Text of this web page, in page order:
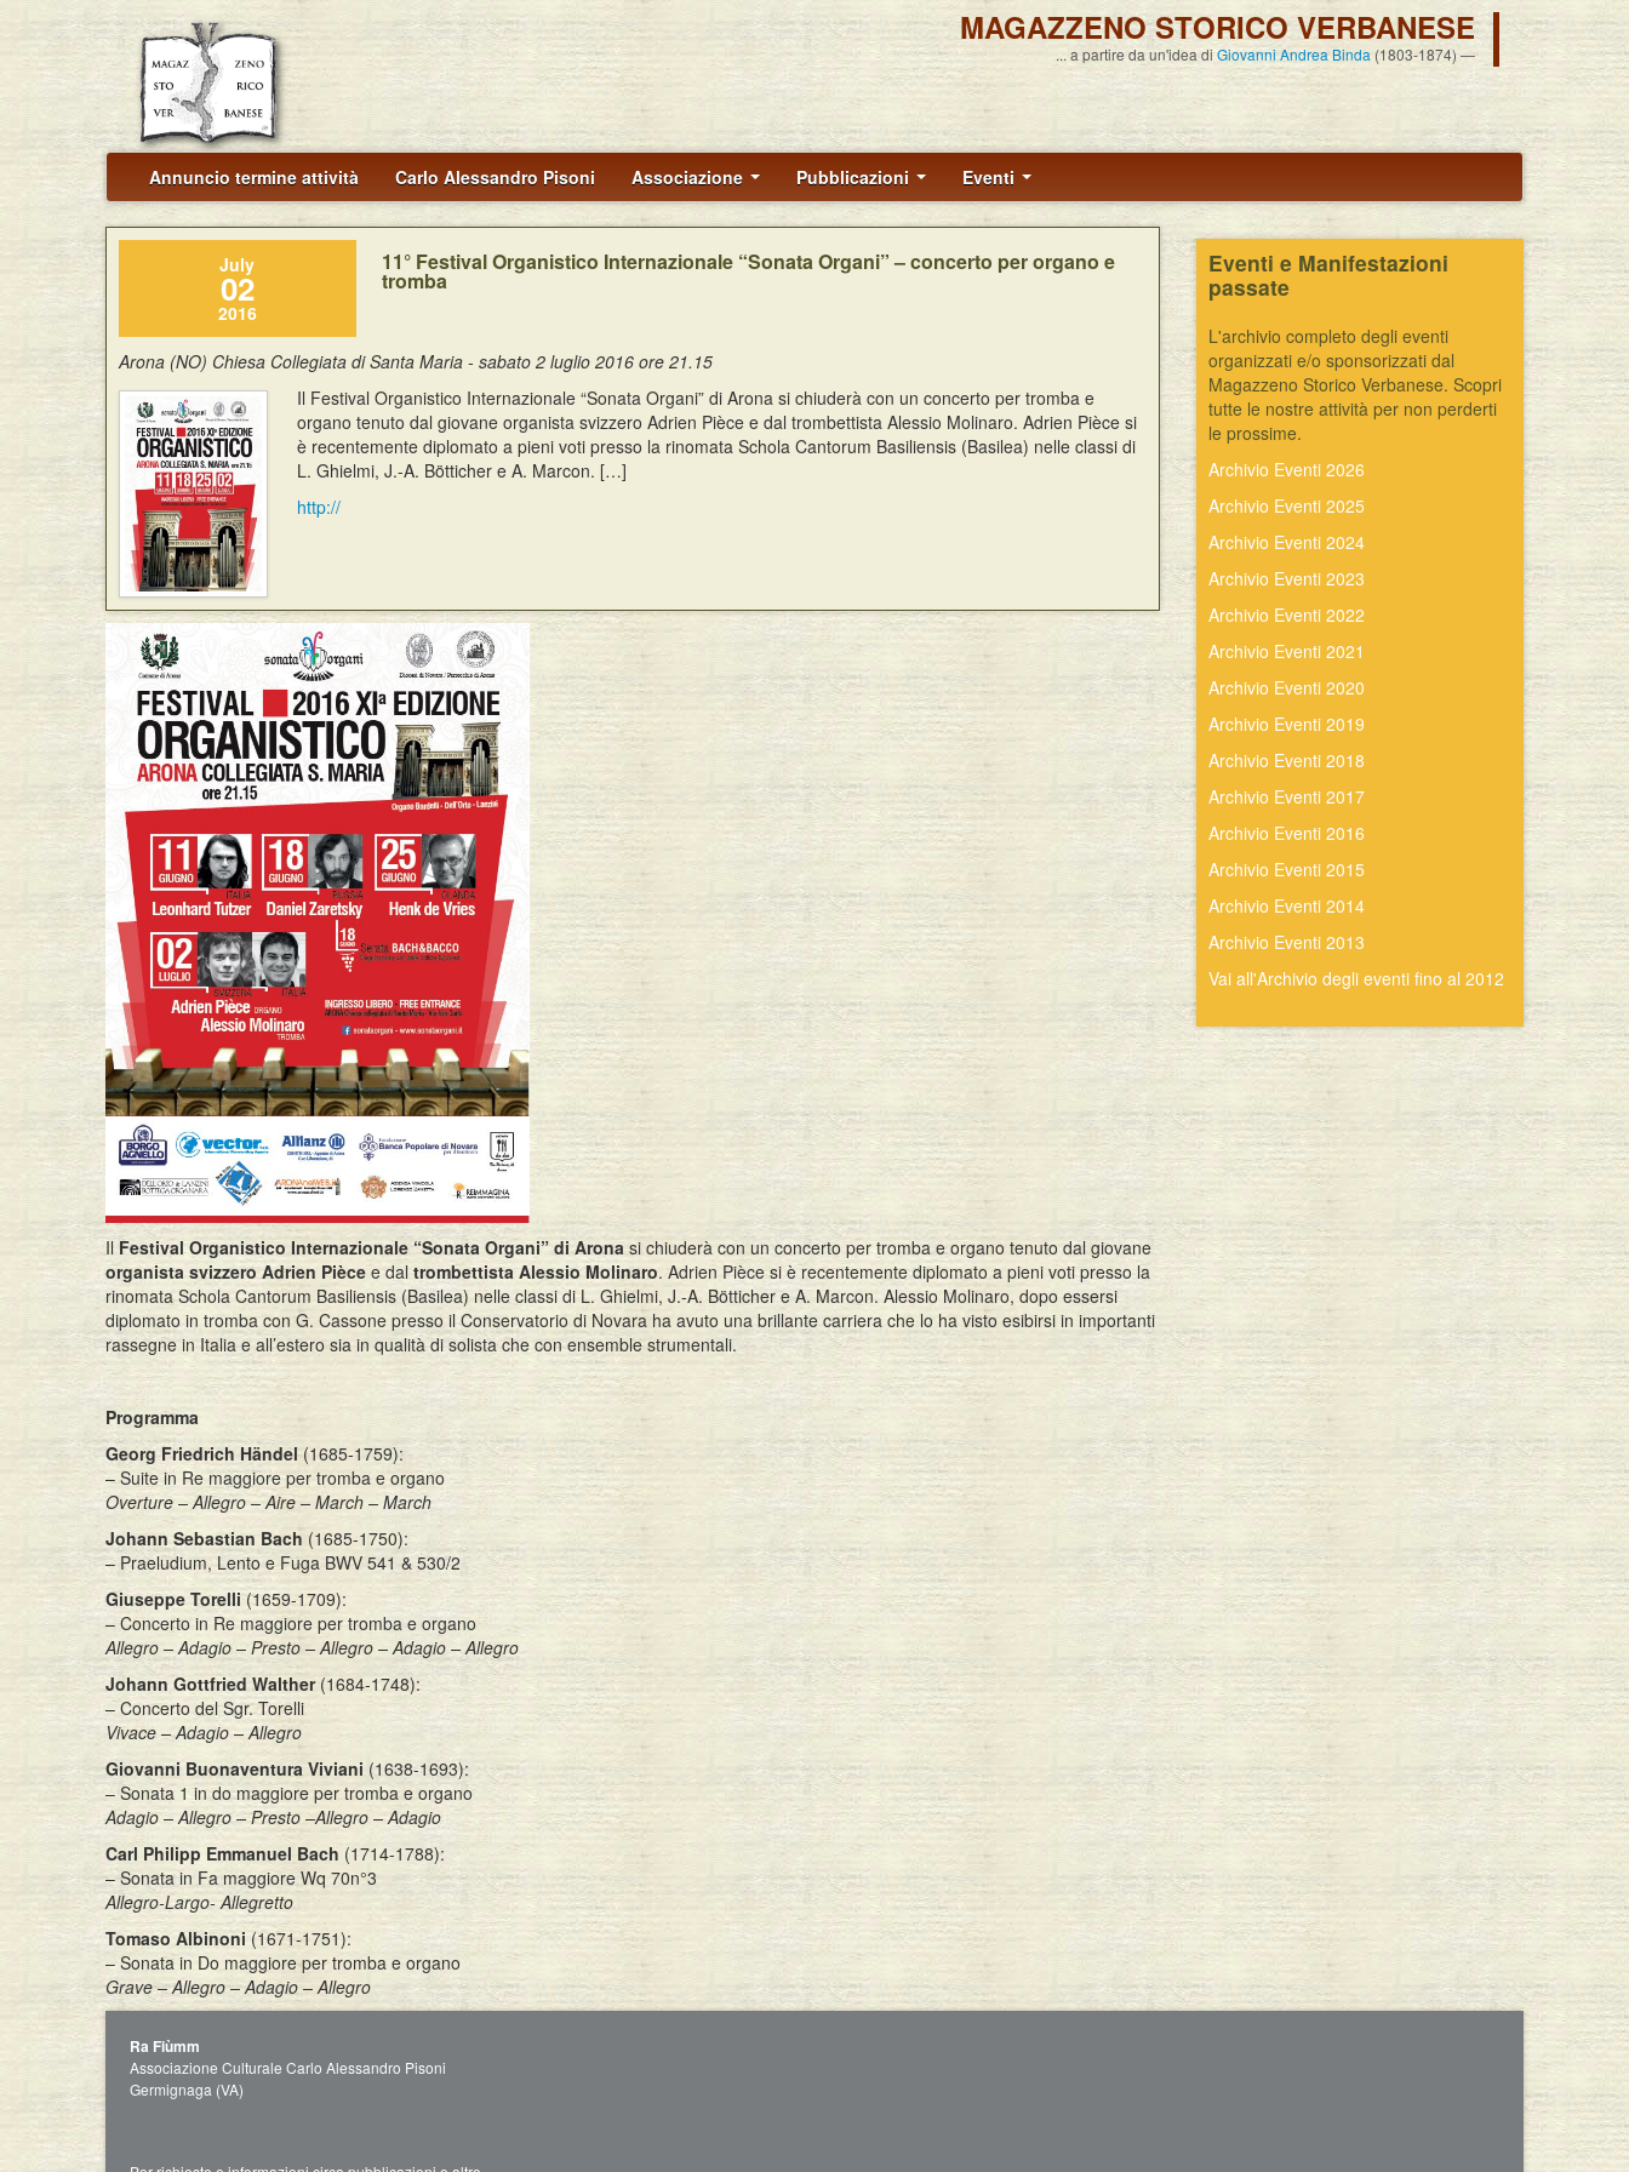
MAGAZZENO STORICO VERBANESE
... a partire da un'idea diGiovanni Andrea Binda (1803-1874)
Annuncio termine attività Carlo Alessandro Pisoni Associazione Pubblicazioni Eventi
July
02
2016
11° Festival Organistico Internazionale “Sonata Organi” – concerto per organo e
tromba
Arona (NO) Chiesa Collegiata di Santa Maria - sabato 2 luglio 2016 ore 21.15
Il Festival Organistico Internazionale “Sonata Organi” di Arona si chiuderà con un concerto per tromba e
organo tenuto dal giovane organista svizzero Adrien Pièce e dal trombettista Alessio Molinaro. Adrien Pièce si
è recentemente diplomato a pieni voti presso la rinomata Schola Cantorum Basiliensis (Basilea) nelle classi di
L. Ghielmi, J.-A. Bötticher e A. Marcon. […]
http://
IlFestival Organistico Internazionale “Sonata Organi” di Arona si chiuderà con un concerto per tromba e organo tenuto dal giovane
organista svizzero Adrien Pièce e dal trombettista Alessio Molinaro. Adrien Pièce si è recentemente diplomato a pieni voti presso la
rinomata Schola Cantorum Basiliensis (Basilea) nelle classi di L. Ghielmi, J.-A. Bötticher e A. Marcon. Alessio Molinaro, dopo essersi
diplomato in tromba con G. Cassone presso il Conservatorio di Novara ha avuto una brillante carriera che lo ha visto esibirsi in importanti
rassegne in Italia e all’estero sia in qualità di solista che con ensemble strumentali.
Programma
Georg Friedrich Händel(1685-1759):
– Suite in Re maggiore per tromba e organo
Overture – Allegro – Aire – March – March
Johann Sebastian Bach (1685-1750):
– Praeludium, Lento e Fuga BWV 541 & 530/2
Giuseppe Torelli(1659-1709):
– Concerto in Re maggiore per tromba e organo
Allegro – Adagio – Presto – Allegro – Adagio – Allegro
Johann Gottfried Walther(1684-1748):
– Concerto del Sgr. Torelli
Vivace – Adagio – Allegro
Giovanni Buonaventura Viviani (1638-1693):
– Sonata 1 in do maggiore per tromba e organo
Adagio – Allegro – Presto –Allegro – Adagio
Carl Philipp Emmanuel Bach (1714-1788):
– Sonata in Fa maggiore Wq 70n°3
Allegro-Largo- Allegretto
Tomaso Albinoni (1671-1751):
– Sonata in Do maggiore per tromba e organo
Grave – Allegro – Adagio – Allegro
Eventi e Manifestazioni
passate
L'archivio completo degli eventi
organizzati e/o sponsorizzati dal
Magazzeno Storico Verbanese. Scopri
tutte le nostre attività per non perderti
le prossime.
Archivio Eventi 2026
Archivio Eventi 2025
Archivio Eventi 2024
Archivio Eventi 2023
Archivio Eventi 2022
Archivio Eventi 2021
Archivio Eventi 2020
Archivio Eventi 2019
Archivio Eventi 2018
Archivio Eventi 2017
Archivio Eventi 2016
Archivio Eventi 2015
Archivio Eventi 2014
Archivio Eventi 2013
Vai all'Archivio degli eventi fino al 2012
Ra Fiùmm
Associazione Culturale Carlo Alessandro Pisoni
Germignaga (VA)